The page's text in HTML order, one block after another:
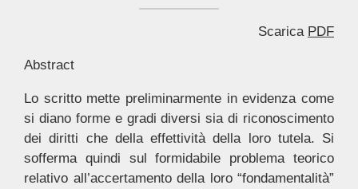
Scarica PDF
Abstract
Lo scritto mette preliminarmente in evidenza come
si diano forme e gradi diversi sia di riconoscimento
dei diritti che della effettività della loro tutela. Si
sofferma quindi sul formidabile problema teorico
relativo all’accertamento della loro “fondamentalità”